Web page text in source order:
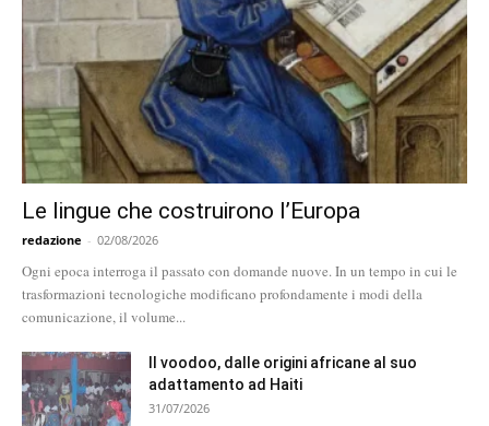
Le lingue che costruirono l’Europa
redazione - 02/08/2026
Ogni epoca interroga il passato con domande nuove. In un tempo in cui le
trasformazioni tecnologiche modificano profondamente i modi della
comunicazione, il volume...
Il voodoo, dalle origini africane al suo
adattamento ad Haiti
31/07/2026